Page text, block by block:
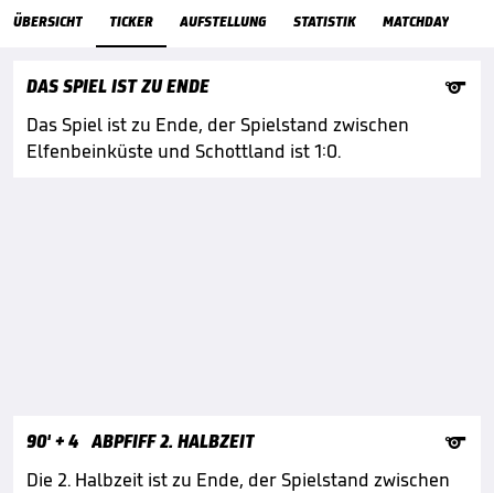
ÜBERSICHT TICKER AUFSTELLUNG STATISTIK MATCHDAY
ÜbersichtTicker
DAS SPIEL IST ZU ENDE

Das Spiel ist zu Ende, der Spielstand zwischen
Elfenbeinküste und Schottland ist 1:0.
90'+ 4 ABPFIFF 2. HALBZEIT

Die 2. Halbzeit ist zu Ende, der Spielstand zwischen